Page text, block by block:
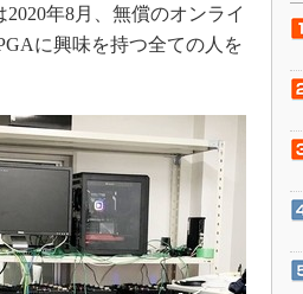
2020年8月、無償のオンライ
に興味を持つ全ての人を